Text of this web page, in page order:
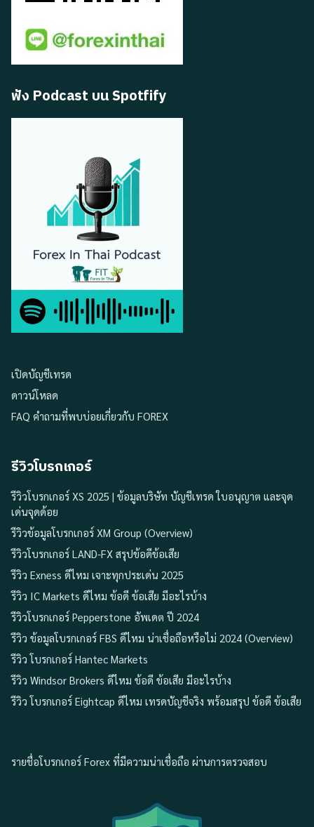
ฟัง Podcast บน Spotfify
เปิดบัญชีเทรด
ดาวน์โหลด
FAQ คำถามที่พบบ่อยเกี่ยวกับ FOREX
รีวิวโบรกเกอร์
รีวิวโบรกเกอร์ XS 2025 | ข้อมูลบริษัท บัญชีเทรด ใบอนุญาต และจุด
เด่นจุดด้อย
รีวิวข้อมูลโบรกเกอร์ XM Group (Overview)
รีวิวโบรกเกอร์ LAND-FX สรุปข้อดีข้อเสีย
รีวิว Exness ดีไหม เจาะทุกประเด่น 2025
รีวิว IC Markets ดีไหม ข้อดี ข้อเสีย มีอะไรบ้าง
รีวิวโบรกเกอร์ Pepperstone อัพเดต ปี 2024
รีวิว ข้อมูลโบรกเกอร์ FBS ดีไหม น่าเชื่อถือหรือไม่ 2024 (Overview)
รีวิว โบรกเกอร์ Hantec Markets
รีวิว Windsor Brokers ดีไหม ข้อดี ข้อเสีย มีอะไรบ้าง
รีวิว โบรกเกอร์ Eightcap ดีไหม เทรดบัญชีจริง พร้อมสรุป ข้อดี ข้อเสีย
รายชื่อโบรกเกอร์ Forex ที่มีความน่าเชื่อถือ ผ่านการตรวจสอบ